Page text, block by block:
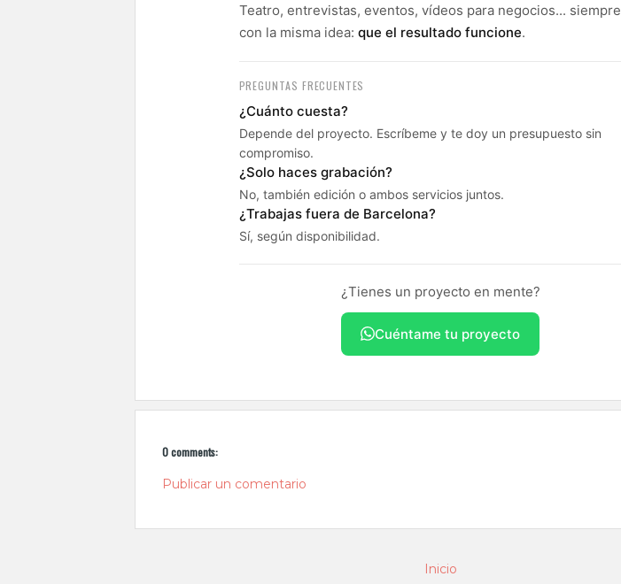
Teatro, entrevistas, eventos, vídeos para negocios... siempre
con la misma idea: que el resultado funcione.
PREGUNTAS FRECUENTES
¿Cuánto cuesta?
Depende del proyecto. Escríbeme y te doy un presupuesto sin
compromiso.
¿Solo haces grabación?
No, también edición o ambos servicios juntos.
¿Trabajas fuera de Barcelona?
Sí, según disponibilidad.
¿Tienes un proyecto en mente?
Cuéntame tu proyecto
0 comments:
Publicar un comentario
Inicio